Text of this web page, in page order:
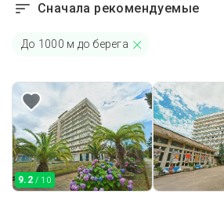
Сначала рекомендуемые
До 1000 м до берега
9.2 / 10